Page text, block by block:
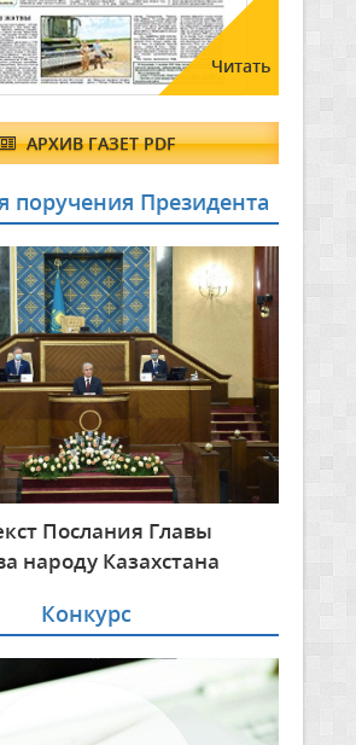
Читать
АРХИВ ГАЗЕТ PDF
поручения Президента
Послания Главы
народу Казахстана
Конкурс